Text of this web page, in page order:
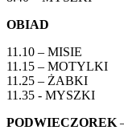
OBIAD
11.10 – MISIE
11.15 – MOTYLKI
11.25 – ŻABKI
11.35 - MYSZKI
PODWIECZOREK